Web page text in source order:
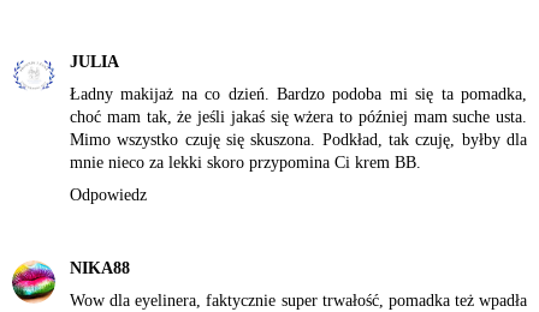
JULIA
Ładny makijaż na co dzień. Bardzo podoba mi się ta pomadka,
choć mam tak, że jeśli jakaś się wżera to później mam suche usta.
Mimo wszystko czuję się skuszona. Podkład, tak czuję, byłby dla
mnie nieco za lekki skoro przypomina Ci krem BB.
Odpowiedz
NIKA88
Wow dla eyelinera, faktycznie super trwałość, pomadka też wpadła